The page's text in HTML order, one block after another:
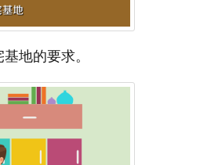
地的要求。